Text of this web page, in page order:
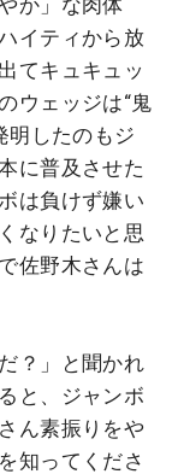
イティから放
てキュキュッ
ウェッジは“鬼
明したのもジ
に普及させた
は負けず嫌い
なりたいと思
佐野木さんは
？」と聞かれ
と、ジャンボ
ん素振りをや
知ってくださ